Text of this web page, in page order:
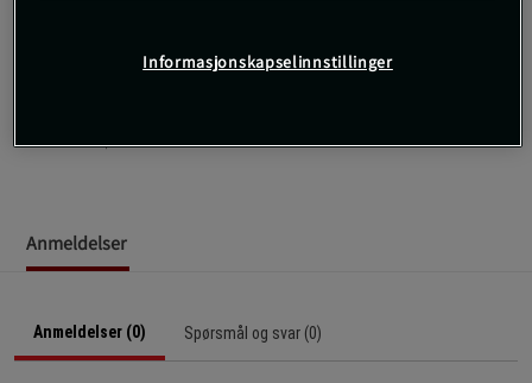
Dette produktet er dessverre ikke i lager. Få beskjed når det
kommer på lager igen.
Anmeldelser
Anmeldelser (0) Spørsmål og svar (0)
Informasjonskapselinnstillinger